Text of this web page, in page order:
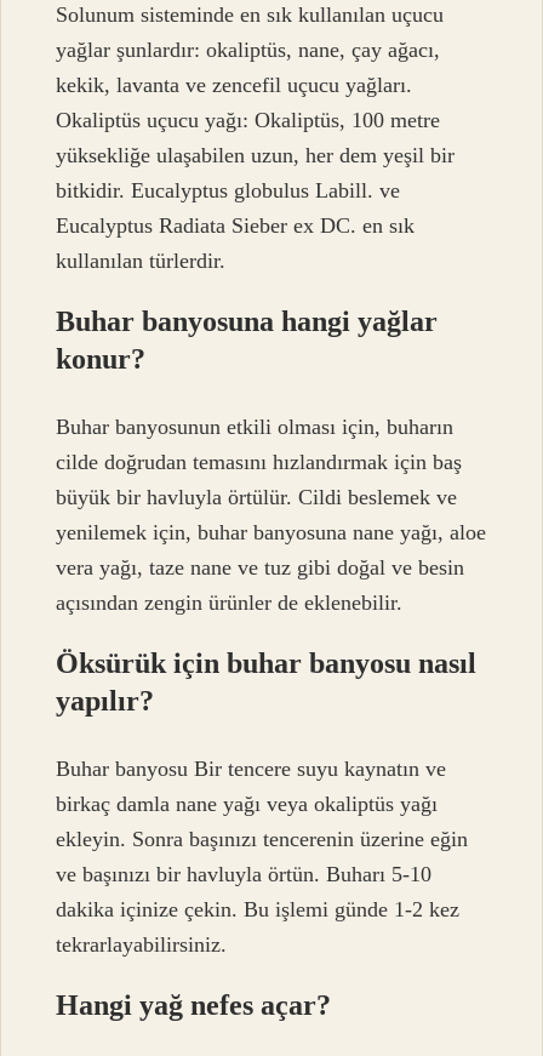
Solunum sisteminde en sık kullanılan uçucu
yağlar şunlardır: okaliptüs, nane, çay ağacı,
kekik, lavanta ve zencefil uçucu yağları.
Okaliptüs uçucu yağı: Okaliptüs, 100 metre
yüksekliğe ulaşabilen uzun, her dem yeşil bir
bitkidir. Eucalyptus globulus Labill. ve
Eucalyptus Radiata Sieber ex DC. en sık
kullanılan türlerdir.
Buhar banyosuna hangi yağlar
konur?
Buhar banyosunun etkili olması için, buharın
cilde doğrudan temasını hızlandırmak için baş
büyük bir havluyla örtülür. Cildi beslemek ve
yenilemek için, buhar banyosuna nane yağı, aloe
vera yağı, taze nane ve tuz gibi doğal ve besin
açısından zengin ürünler de eklenebilir.
Öksürük için buhar banyosu nasıl
yapılır?
Buhar banyosu Bir tencere suyu kaynatın ve
birkaç damla nane yağı veya okaliptüs yağı
ekleyin. Sonra başınızı tencerenin üzerine eğin
ve başınızı bir havluyla örtün. Buharı 5-10
dakika içinize çekin. Bu işlemi günde 1-2 kez
tekrarlayabilirsiniz.
Hangi yağ nefes açar?